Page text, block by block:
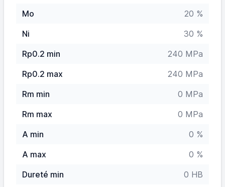
Mo
20 %
Ni
30 %
Rp0.2 min
240 MPa
Rp0.2 max
240 MPa
Rm min
0 MPa
Rm max
0 MPa
A min
0 %
A max
0 %
Dureté min
0 HB